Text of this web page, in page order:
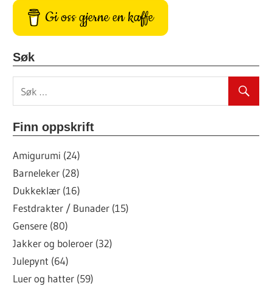
Gi oss gjerne en kaffe
Søk
Finn oppskrift
Amigurumi (24)
Barneleker (28)
Dukkeklær (16)
Festdrakter / Bunader (15)
Gensere (80)
Jakker og boleroer (32)
Julepynt (64)
Luer og hatter (59)